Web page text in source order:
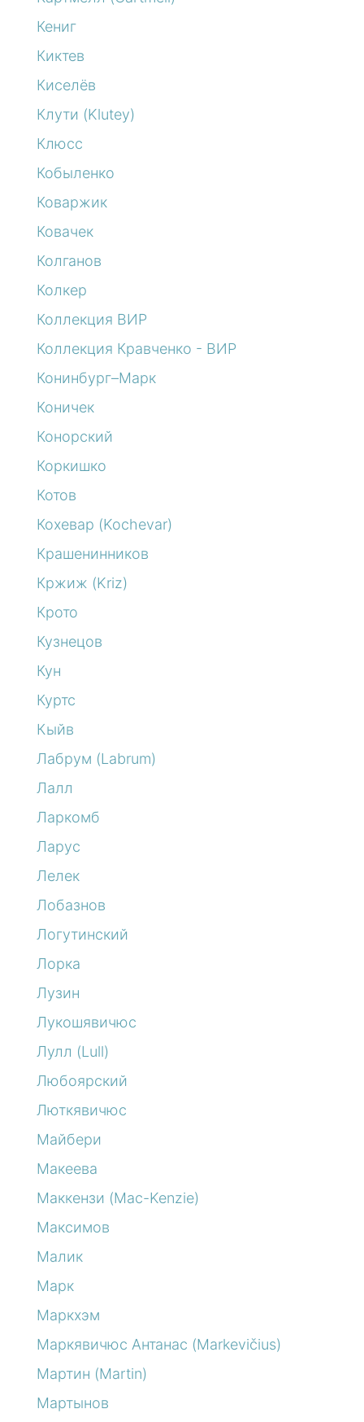
Кениг
Киктев
Киселёв
Клути (Klutey)
Клюсс
Кобыленко
Коваржик
Ковачек
Колганов
Колкер
Коллекция ВИР
Коллекция Кравченко - ВИР
Конинбург–Марк
Коничек
Конорский
Коркишко
Котов
Кохевар (Kochevar)
Крашенинников
Кржиж (Kriz)
Крото
Кузнецов
Кун
Куртс
Кыйв
Лабрум (Labrum)
Лалл
Ларкомб
Ларус
Лелек
Лобазнов
Логутинский
Лорка
Лузин
Лукошявичюс
Лулл (Lull)
Любоярский
Люткявичюс
Майбери
Макеева
Маккензи (Mac-Kenzie)
Максимов
Малик
Марк
Маркхэм
Маркявичюс Антанас (Markevičius)
Мартин (Martin)
Мартынов